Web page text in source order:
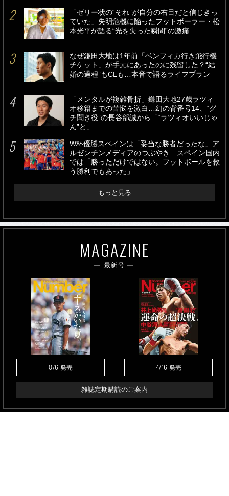
「ゼリー状の“それ”が自分の右目だと信じきっ
ていた」失明危機に陥ったフットボーラー・松
本光平が語る“光を失った瞬間”の激痛
なぜ鎌田大地は1年前「ベンフィカ行き飛行機
チケット」が手元にあったのに残留した？“結
婚の過程”もCLも…本音で語るライフプラン
「メンタルが複雑骨折」鎌田大地27歳ラツィ
オ移籍までの苦悩を激白…幻の背番号14、“グ
チ聞き役”の長谷部誠から「“ラツィオいいじゃ
ん”と」
W杯優勝スペインは「妥当な勝者だったな」ア
ルゼンチンメディアのつぶやき…スペイン国内
では「勝っただけではない。フットボールを救
う勝利でもあった」
もっと見る
MAGAZINE
最新号
8/6 発売 4/16 発売
雑誌定期購読のご案内